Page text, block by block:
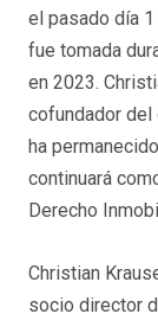
el pasado día
fue tomada
en 2023.
cofundador del
ha
continuará
Derecho
Christian
socio director